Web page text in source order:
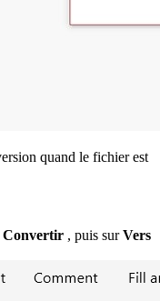
quand le fichier est
Convertir , puis surVers